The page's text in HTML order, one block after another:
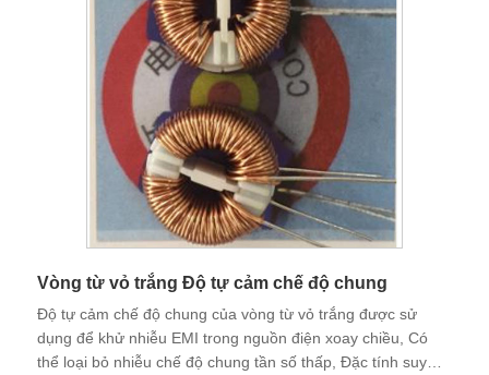
Vòng từ vỏ trắng Độ tự cảm chế độ chung
Độ tự cảm chế độ chung của vòng từ vỏ trắng được sử
dụng để khử nhiễu EMI trong nguồn điện xoay chiều, Có
thể loại bỏ nhiễu chế độ chung tần số thấp, Đặc tính suy